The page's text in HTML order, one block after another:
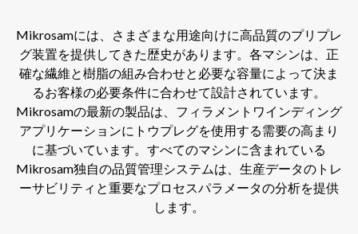
Mikrosamには、さまざまな用途向けに高品質のプリプレ
グ装置を提供してきた歴史があります。各マシンは、正
確な繊維と樹脂の組み合わせと必要な容量によって決ま
るお客様の必要条件に合わせて設計されています。
Mikrosamの最新の製品は、フィラメントワインディング
アプリケーションにトウプレグを使用する需要の高まり
に基づいています。すべてのマシンに含まれている
Mikrosam独自の品質管理システムは、生産データのトレ
ーサビリティと重要なプロセスパラメータの分析を提供
します。